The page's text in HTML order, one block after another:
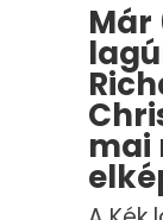
Már
mai